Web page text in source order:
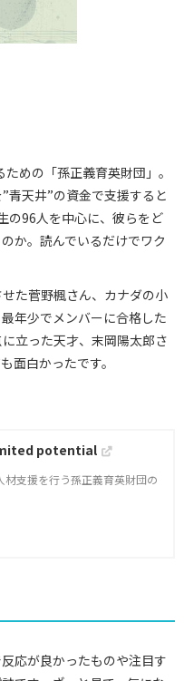
めの「孫正義育英財団」。
青天井”の資金で支援すると
の96人を中心に、彼らをど
か。読んでいるだけでワク
た菅野楓さん、カナダの小
年少でメンバーに合格した
立った天才、末岡陽太郎さ
面白かったです。
potential
材支援を行う孫正義育英財団の
応が良かったものや注目す